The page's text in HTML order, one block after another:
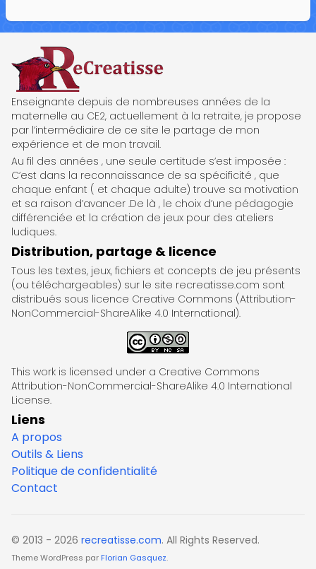
ReCreatisse
Enseignante depuis de nombreuses années de la
maternelle au CE2, actuellement à la retraite, je propose
par l’intermédiaire de ce site le partage de mon
expérience et de mon travail.
Au fil des années , une seule certitude s’est imposée :
C’est dans la reconnaissance de sa spécificité , que
chaque enfant ( et chaque adulte) trouve sa motivation
et sa raison d’avancer .De là , le choix d’une pédagogie
différenciée et la création de jeux pour des ateliers
ludiques.
Distribution, partage & licence
Tous les textes, jeux, fichiers et concepts de jeu présents
(ou téléchargeables) sur le site recreatisse.com sont
distribués sous licence Creative Commons (Attribution-
NonCommercial-ShareAlike 4.0 International).
This work is licensed under a Creative Commons
Attribution-NonCommercial-ShareAlike 4.0 International
License.
Liens
A propos
Outils & Liens
Politique de confidentialité
Contact
© 2013 - 2026 recreatisse.com. All Rights Reserved.
Theme WordPress par Florian Gasquez.